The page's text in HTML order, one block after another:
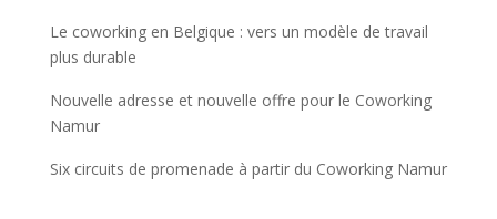
Le coworking en Belgique : vers un modèle de travail
plus durable
Nouvelle adresse et nouvelle offre pour le Coworking
Namur
Six circuits de promenade à partir du Coworking Namur